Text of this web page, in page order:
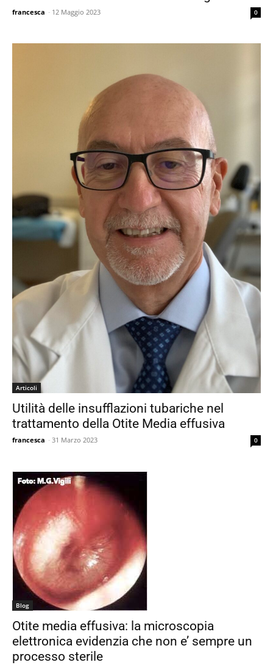
francesca - 12 Maggio 2023 0
Articoli
Utilità delle insufflazioni tubariche nel
trattamento della Otite Media effusiva
francesca - 31 Marzo 2023 0
Blog
Otite media effusiva: la microscopia
elettronica evidenzia che non e’ sempre un
processo sterile